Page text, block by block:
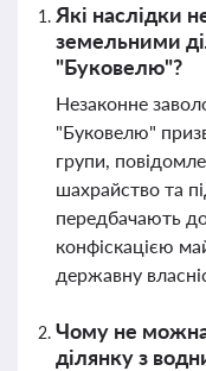
Які наслідки
земельними
"Буковелю"?
Незаконне
"Буковелю"
групи,
шахрайство та
передбачають до
конфіскацією
державну
Чому не
ділянку з